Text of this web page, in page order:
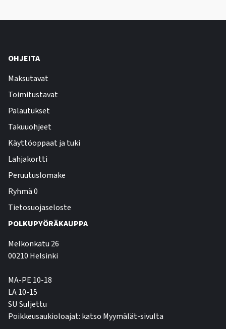
OHJEITA
Maksutavat
Toimitustavat
Palautukset
Takuuohjeet
Käyttöoppaat ja tuki
Lahjakortti
Peruutuslomake
Ryhmä 0
Tietosuojaseloste
POLKUPYÖRÄKAUPPA
Melkonkatu 26
00210 Helsinki
MA-PE 10-18
LA 10-15
SU Suljettu
Poikkeusaukioloajat: katso Myymälät-sivulta